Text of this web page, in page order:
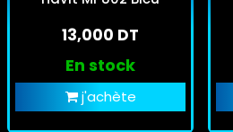
13,000 DT
En stock
j'achète